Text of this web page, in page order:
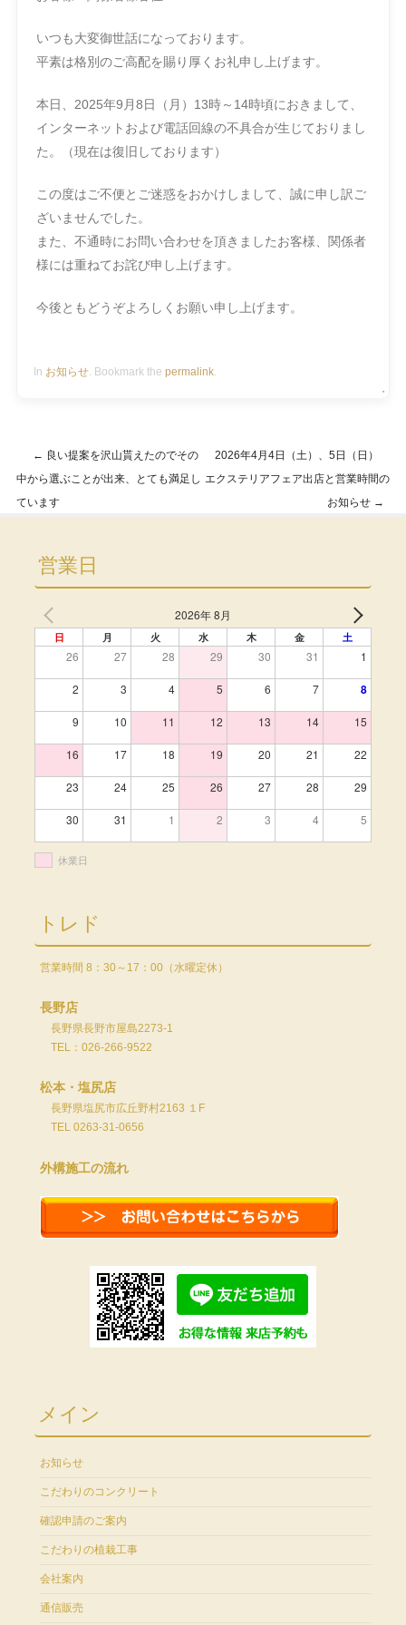
いつも大変御世話になっております。
平素は格別のご高配を賜り厚くお礼申し上げます。
本日、2025年9月8日（月）13時～14時頃におきまして、
インターネットおよび電話回線の不具合が生じておりまし
た。（現在は復旧しております）
この度はご不便とご迷惑をおかけしまして、誠に申し訳ご
ざいませんでした。
また、不通時にお問い合わせを頂きましたお客様、関係者
様には重ねてお詫び申し上げます。
今後ともどうぞよろしくお願い申し上げます。
In お知らせ. Bookmark the permalink.
・
Post navigation
← 良い提案を沢山貰えたのでその
中から選ぶことが出来、とても満足し
ています
2026年4月4日（土）、5日（日）
エクステリアフェア出店と営業時間の
お知らせ →
営業日
2026年 8月
日 月 火 水 木 金 土
26 27 28 29 30 31 1
2 3 4 5 6 7 8
9 10 11 12 13 14 15
16 17 18 19 20 21 22
23 24 25 26 27 28 29
30 31 1 2 3 4 5
休業日
トレド
営業時間 8：30～17：00（水曜定休）
長野店
長野県長野市屋島2273-1
TEL：026-266-9522
松本・塩尻店
長野県塩尻市広丘野村2163 １F
TEL 0263-31-0656
外構施工の流れ
メイン
お知らせ
こだわりのコンクリート
確認申請のご案内
こだわりの植栽工事
会社案内
通信販売